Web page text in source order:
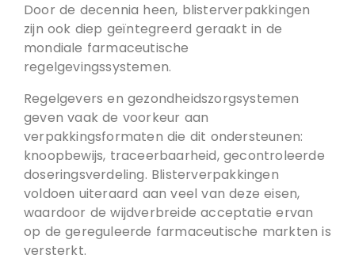
Door de decennia heen, blisterverpakkingen
zijn ook diep geïntegreerd geraakt in de
mondiale farmaceutische
regelgevingssystemen.
Regelgevers en gezondheidszorgsystemen
geven vaak de voorkeur aan
verpakkingsformaten die dit ondersteunen:
knoopbewijs, traceerbaarheid, gecontroleerde
doseringsverdeling. Blisterverpakkingen
voldoen uiteraard aan veel van deze eisen,
waardoor de wijdverbreide acceptatie ervan
op de gereguleerde farmaceutische markten is
versterkt.